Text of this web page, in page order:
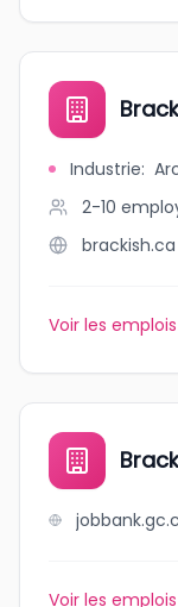
Industrie:
2-10
brackish.ca
Voir les
Voir les